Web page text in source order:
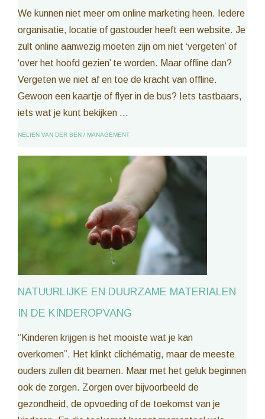
We kunnen niet meer om online marketing heen. Iedere
organisatie, locatie of gastouder heeft een website. Je
zult online aanwezig moeten zijn om niet ‘vergeten’ of
‘over het hoofd gezien’ te worden. Maar offline dan?
Vergeten we niet af en toe de kracht van offline.
Gewoon een kaartje of flyer in de bus? Iets tastbaars,
iets wat je kunt bekijken ...
NELIEN VAN DER BEN / MANAGEMENT
NATUURLIJKE EN DUURZAME MATERIALEN
IN DE KINDEROPVANG
‘’Kinderen krijgen is het mooiste wat je kan
overkomen’’. Het klinkt clichématig, maar de meeste
ouders zullen dit beamen. Maar met het geluk beginnen
ook de zorgen. Zorgen over bijvoorbeeld de
gezondheid, de opvoeding of de toekomst van je